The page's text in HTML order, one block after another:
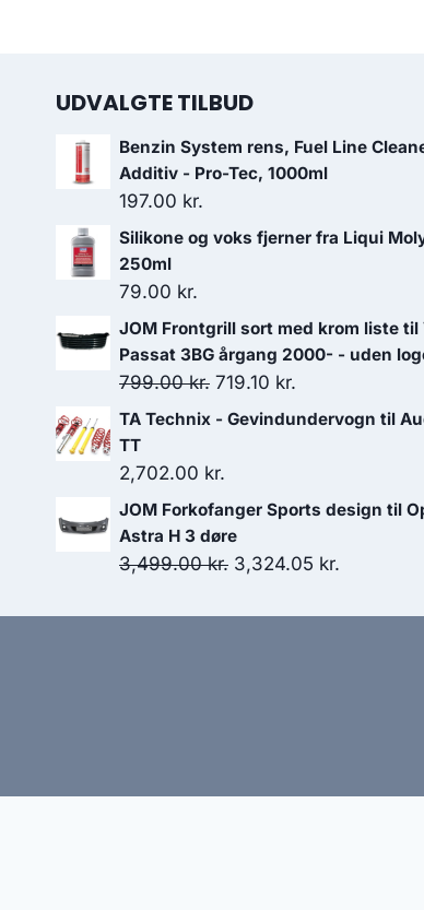
UDVALGTE TILBUD
Benzin System rens, Fuel Line
Additiv - Pro-Tec, 1000ml
197.00 kr.
Silikone og voks fjerner fra Liqui
250ml
79.00 kr.
JOM Frontgrill sort med krom liste til
Passat 3BG årgang 2000- - uden
799.00kr. Den
oprindelige
var:
799.00 kr..
719.10 kr.
aktuelle
719.10 kr..
TA Technix - Gevindundervogn til
TT
2,702.00 kr.
JOM Forkofanger Sports design til
Astra H 3 døre
3,499.00kr. Den
pris
3,324.05 kr.
pris